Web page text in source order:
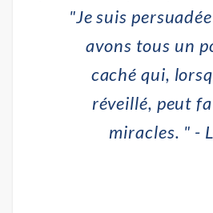
"Je suis
avons tous un
caché qui,
réveillé, peut
miracles. " -